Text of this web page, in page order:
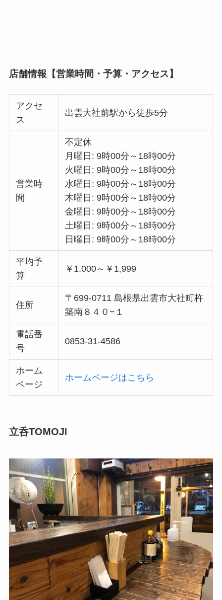
店舗情報【営業時間・予算・アクセス】
アクセ
ス
出雲大社前駅から徒歩5分
営業時
間
不定休
月曜日: 9時00分～18時00分
火曜日: 9時00分～18時00分
水曜日: 9時00分～18時00分
木曜日: 9時00分～18時00分
金曜日: 9時00分～18時00分
土曜日: 9時00分～18時00分
日曜日: 9時00分～18時00分
平均予
算
￥1,000～￥1,999
住所
〒699-0711 島根県出雲市大社町杵
築南８４０−１
電話番
号
0853-31-4586
ホーム
ページ
ホームページはこちら
立呑TOMOJI